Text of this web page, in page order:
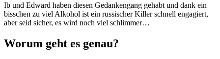
Ib und Edward haben diesen Gedankengang gehabt und dank ein
bisschen zu viel Alkohol ist ein russischer Killer schnell engagiert,
aber seid sicher, es wird noch viel schlimmer…
Worum geht es genau?